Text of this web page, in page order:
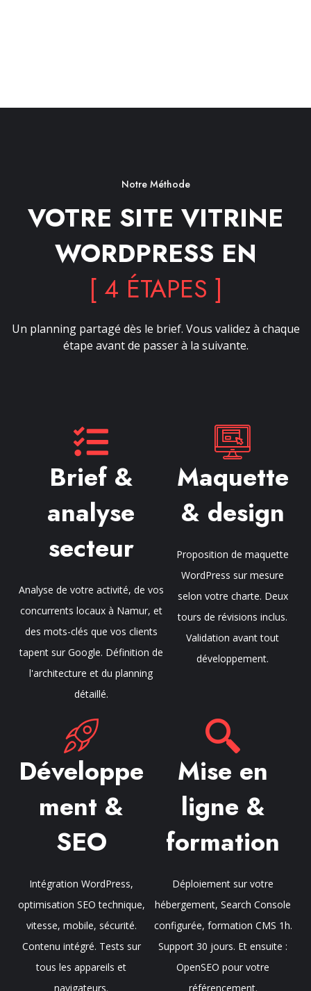
Notre Méthode
VOTRE SITE VITRINE
WORDPRESS EN
[ 4 ÉTAPES ]
Un planning partagé dès le brief. Vous validez à chaque
étape avant de passer à la suivante.
Brief &
analyse
secteur
Analyse de votre activité, de vos
concurrents locaux à Namur, et
des mots-clés que vos clients
tapent sur Google. Définition de
l'architecture et du planning
détaillé.
Maquette
& design
Proposition de maquette
WordPress sur mesure
selon votre charte. Deux
tours de révisions inclus.
Validation avant tout
développement.
Développe
ment &
SEO
Intégration WordPress,
optimisation SEO technique,
vitesse, mobile, sécurité.
Contenu intégré. Tests sur
tous les appareils et
navigateurs.
Mise en
ligne &
formation
Déploiement sur votre
hébergement, Search Console
configurée, formation CMS 1h.
Support 30 jours. Et ensuite :
OpenSEO pour votre
référencement.